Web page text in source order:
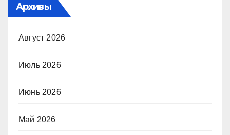
Архивы
Август 2026
Июль 2026
Июнь 2026
Май 2026